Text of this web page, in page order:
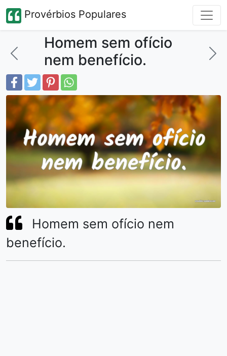
Provérbios Populares
Homem sem ofício
nem benefício.
Homem sem ofício nem
benefício.